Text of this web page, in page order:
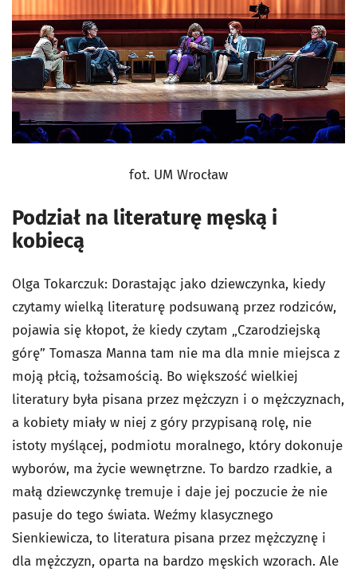
fot. UM Wrocław
Podział na literaturę męską i
kobiecą
Olga Tokarczuk: Dorastając jako dziewczynka, kiedy
czytamy wielką literaturę podsuwaną przez rodziców,
pojawia się kłopot, że kiedy czytam „Czarodziejską
górę” Tomasza Manna tam nie ma dla mnie miejsca z
moją płcią, tożsamością. Bo większość wielkiej
literatury była pisana przez mężczyzn i o mężczyznach,
a kobiety miały w niej z góry przypisaną rolę, nie
istoty myślącej, podmiotu moralnego, który dokonuje
wyborów, ma życie wewnętrzne. To bardzo rzadkie, a
małą dziewczynkę tremuje i daje jej poczucie że nie
pasuje do tego świata. Weźmy klasycznego
Sienkiewicza, to literatura pisana przez mężczyznę i
dla mężczyzn, oparta na bardzo męskich wzorach. Ale